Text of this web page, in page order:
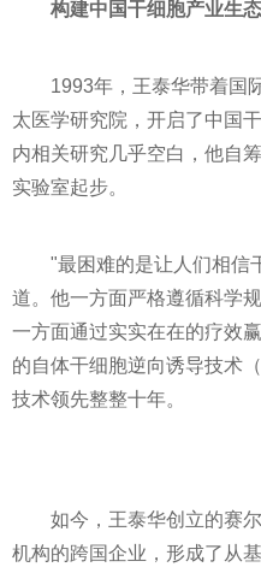
构建中国干细胞产业生态
1993年，王泰华带着国
太医学研究院，开启了中国
内相关研究几乎空白，他自
实验室起步。
"最困难的是让人们相信
道。他一方面严格遵循科学
一方面通过实实在在的疗效
的自体干细胞逆向诱导技术
技术领先整整十年。
如今，王泰华创立的赛
机构的跨国企业，形成了从